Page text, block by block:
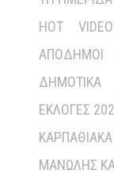
HOT
VIDEO
ΑΠΌΔΗΜΟΙ
ΔΗΜΟΤΙΚΆ
ΕΚΛΟΓΈΣ
ΜΑΝΏΛΗΣ